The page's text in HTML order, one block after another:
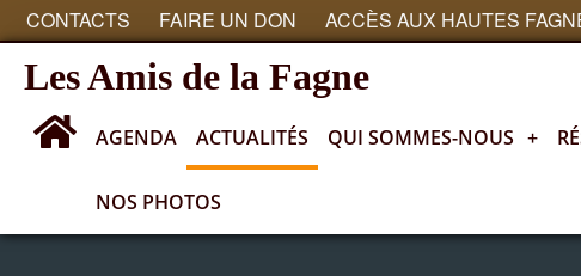
CONTACTS FAIRE UN DON ACCÈS AUX HAUTES
Les Amis de la Fagne
AGENDA ACTUALITÉS QUI SOMMES-NOUS +
NOS PHOTOS
Actualités